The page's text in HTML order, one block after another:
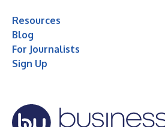
Resources
Blog
For Journalists
Sign Up